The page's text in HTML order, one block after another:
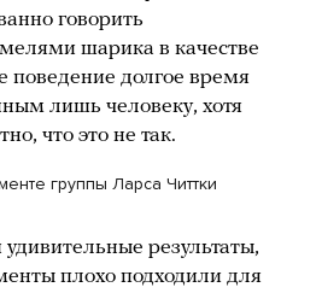
говорить
шарика в качестве
поведение долгое время
лишь человеку, хотя
что это не так.
группы Ларса Читтки
результаты,
плохо подходили для